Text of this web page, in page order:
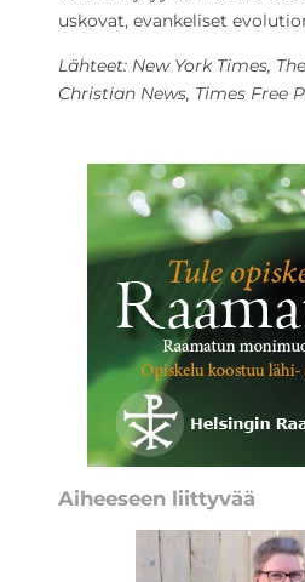
uskovat, evankeliset
Lähteet: New York Times,
Christian News, Times Free
Aiheeseen liittyvää